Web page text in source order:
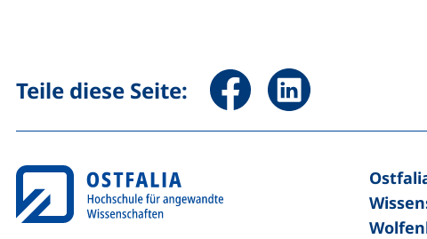
Teile diese Seite: Seite über Facebook teilen
Seite über LinkedIn